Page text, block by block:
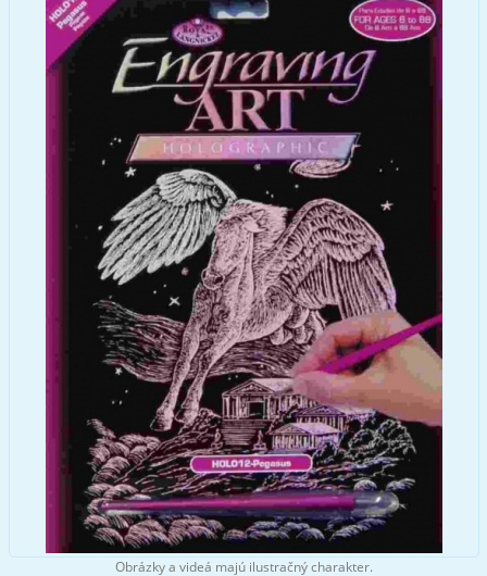
Obrázky a videá majú ilustračný charakter.